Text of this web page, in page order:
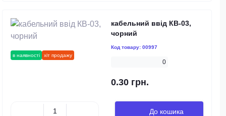
в наявності хіт продажу
кабельний ввід КВ-03,
чорний
Код товару: 00997
0
0.30 грн.
До кошика